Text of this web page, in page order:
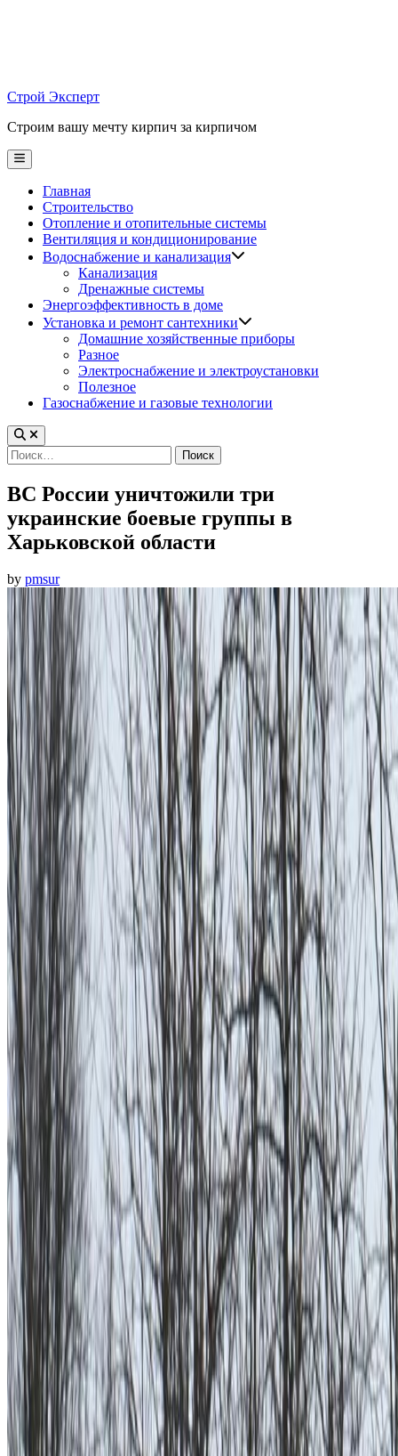
Строй Эксперт
Строим вашу мечту кирпич за кирпичом
Main
Menu
Главная
Строительство
Отопление и отопительные системы
Вентиляция и кондиционирование
Водоснабжение и канализация
Канализация
Дренажные системы
Энергоэффективность в доме
Установка и ремонт сантехники
Домашние хозяйственные приборы
Разное
Электроснабжение и электроустановки
Полезное
Газоснабжение и газовые технологии
Найти:
ВС России уничтожили три
украинские боевые группы в
Харьковской области
by pmsur